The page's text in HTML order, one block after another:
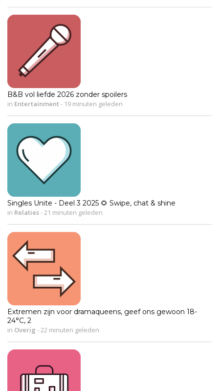
B&B vol liefde 2026 zonder spoilers
in Entertainment- 19 minuten geleden
Singles Unite - Deel 3 2025 🌻 Swipe, chat & shine
in Relaties- 21 minuten geleden
Extremen zijn voor dramaqueens, geef ons gewoon 18-
24°C, 2
in Overig - 22 minuten geleden